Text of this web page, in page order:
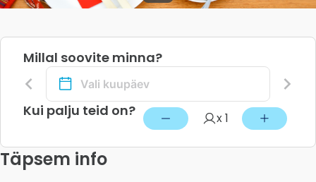
Täpsem info
Millal soovite minna?
Kui palju teid on? x 1